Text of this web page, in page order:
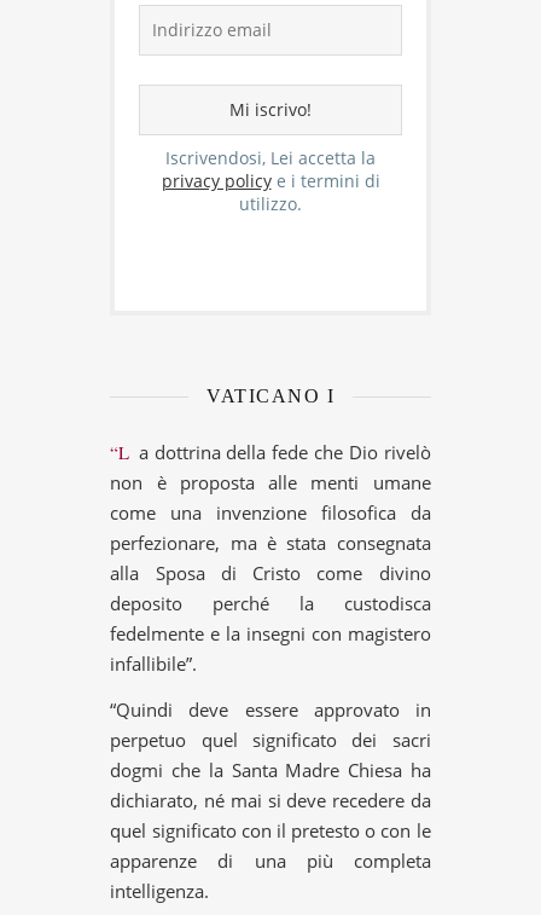
Iscrivendosi, Lei accetta la
privacy policye i termini di
utilizzo.
VATICANO I
“La dottrina della fede che Dio rivelò
non è proposta alle menti umane
come una invenzione filosofica da
perfezionare, ma è stata consegnata
alla Sposa di Cristo come divino
deposito perché la custodisca
fedelmente e la insegni con magistero
infallibile”.
“Quindi deve essere approvato in
perpetuo quel significato dei sacri
dogmi che la Santa Madre Chiesa ha
dichiarato, né mai si deve recedere da
quel significato con il pretesto o con le
apparenze di una più completa
intelligenza.